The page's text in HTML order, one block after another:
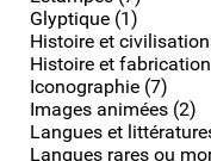
Glyptique (1)
Histoire et
Histoire et
Iconographie (7)
Images animées (2)
Langues et
Langues rares ou